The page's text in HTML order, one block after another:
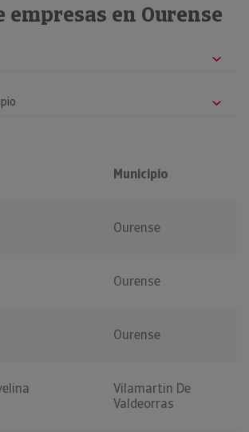
empresas en Ourense
Municipio
Ourense
Ourense
Ourense
Vilamartin De
Valdeorras